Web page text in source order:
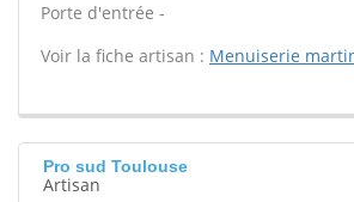
Porte d'entrée -
Voir la fiche artisan : Menuiserie
Pro sud Toulouse
Artisan